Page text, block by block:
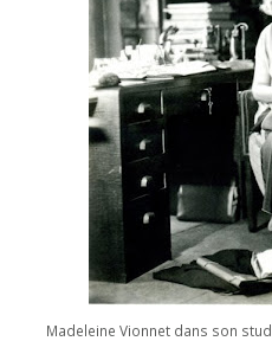
Madeleine Vionnet dans son